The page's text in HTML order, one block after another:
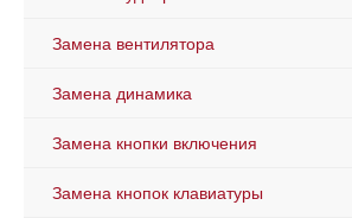
Замена вентилятора
Замена динамика
Замена кнопки включения
Замена кнопок клавиатуры